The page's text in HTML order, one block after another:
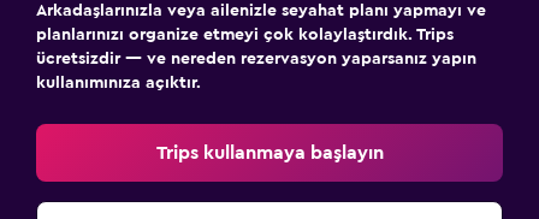
Arkadaşlarınızla veya ailenizle seyahat planı yapmayı ve
planlarınızı organize etmeyi çok kolaylaştırdık. Trips
ücretsizdir — ve nereden rezervasyon yaparsanız yapın
kullanımınıza açıktır.
Trips kullanmaya başlayın